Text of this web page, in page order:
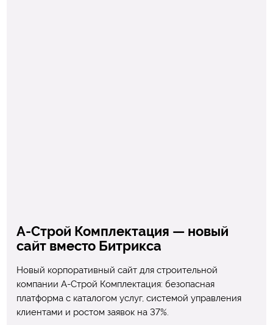
А-Строй Комплектация — новый
сайт вместо Битрикса
Новый корпоративный сайт для строительной
компании А-Строй Комплектация: безопасная
платформа с каталогом услуг, системой управления
клиентами и ростом заявок на 37%.